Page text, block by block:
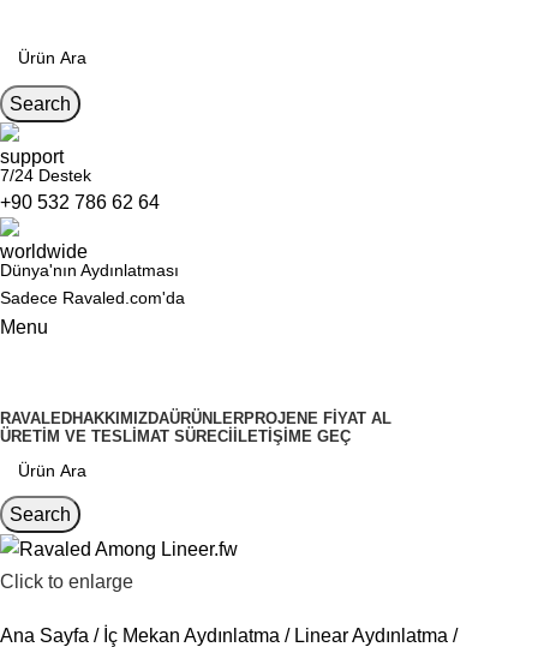
Search
7/24 Destek
+90 532 786 62 64
Dünya'nın Aydınlatması
Sadece Ravaled.com'da
Menu
RAVALEDHAKKIMIZDAÜRÜNLERPROJENE FIYAT AL
ÜRETIM VE TESLIMAT SÜRECI
İLETIŞIME GEÇ
Search
Click to enlarge
Ana Sayfa İç Mekan Aydınlatma
Linear Aydınlatma